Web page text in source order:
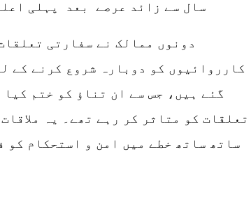
دونوں ممالک نے سفارتی
کارروائیوں کو دوبارہ شروع کرنے کے
گئے ہیں، جس سے ان تناؤ کو ختم
تعلقات کو متاثر کر رہے تھے۔ یہ
ساتھ ساتھ خطے میں امن و استحکام کو